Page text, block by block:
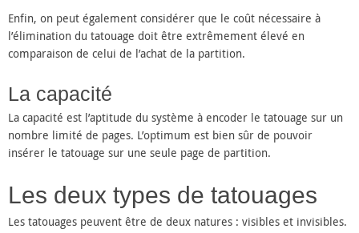
Enfin, on peut également considérer que le coût nécessaire à
l’élimination du tatouage doit être extrêmement élevé en
comparaison de celui de l’achat de la partition.
La capacité
La capacité est l’aptitude du système à encoder le tatouage sur un
nombre limité de pages. L’optimum est bien sûr de pouvoir
insérer le tatouage sur une seule page de partition.
Les deux types de tatouages
Les tatouages peuvent être de deux natures : visibles et invisibles.